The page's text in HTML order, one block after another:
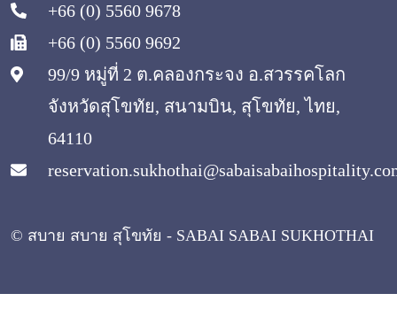
+66 (0) 5560 9678
+66 (0) 5560 9692
99/9 หมู่ที่ 2 ต.คลองกระจง อ.สวรรคโลก
จังหวัดสุโขทัย, สนามบิน, สุโขทัย, ไทย,
64110
© สบาย สบาย สุโขทัย - SABAI SABAI SUKHOTHAI